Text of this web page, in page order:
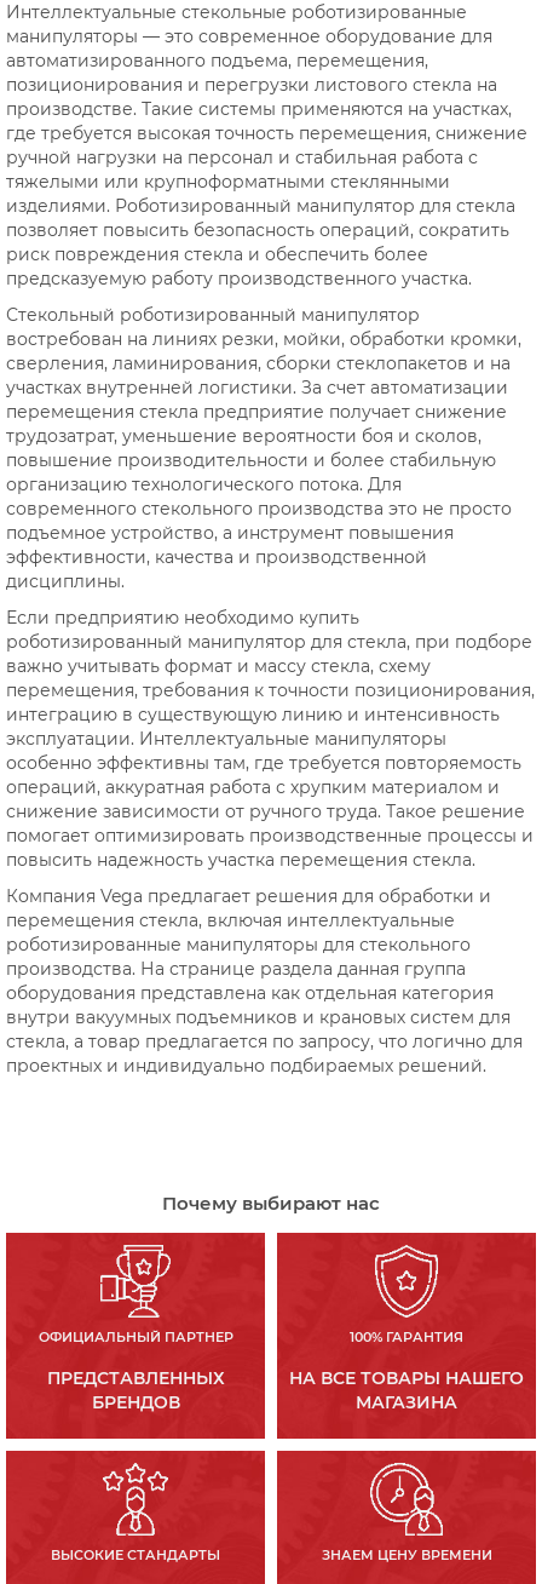
Интеллектуальные стекольные роботизированные
манипуляторы — это современное оборудование для
автоматизированного подъема, перемещения,
позиционирования и перегрузки листового стекла на
производстве. Такие системы применяются на участках,
где требуется высокая точность перемещения, снижение
ручной нагрузки на персонал и стабильная работа с
тяжелыми или крупноформатными стеклянными
изделиями. Роботизированный манипулятор для стекла
позволяет повысить безопасность операций, сократить
риск повреждения стекла и обеспечить более
предсказуемую работу производственного участка.
Стекольный роботизированный манипулятор
востребован на линиях резки, мойки, обработки кромки,
сверления, ламинирования, сборки стеклопакетов и на
участках внутренней логистики. За счет автоматизации
перемещения стекла предприятие получает снижение
трудозатрат, уменьшение вероятности боя и сколов,
повышение производительности и более стабильную
организацию технологического потока. Для
современного стекольного производства это не просто
подъемное устройство, а инструмент повышения
эффективности, качества и производственной
дисциплины.
Если предприятию необходимо купить
роботизированный манипулятор для стекла, при подборе
важно учитывать формат и массу стекла, схему
перемещения, требования к точности позиционирования,
интеграцию в существующую линию и интенсивность
эксплуатации. Интеллектуальные манипуляторы
особенно эффективны там, где требуется повторяемость
операций, аккуратная работа с хрупким материалом и
снижение зависимости от ручного труда. Такое решение
помогает оптимизировать производственные процессы и
повысить надежность участка перемещения стекла.
Компания Vega предлагает решения для обработки и
перемещения стекла, включая интеллектуальные
роботизированные манипуляторы для стекольного
производства. На странице раздела данная группа
оборудования представлена как отдельная категория
внутри вакуумных подъемников и крановых систем для
стекла, а товар предлагается по запросу, что логично для
проектных и индивидуально подбираемых решений.
Почему выбирают нас
ОФИЦИАЛЬНЫЙ ПАРТНЕР
ПРЕДСТАВЛЕННЫХ
БРЕНДОВ
100% ГАРАНТИЯ
НА ВСЕ ТОВАРЫ НАШЕГО
МАГАЗИНА
ВЫСОКИЕ СТАНДАРТЫ ЗНАЕМ ЦЕНУ ВРЕМЕНИ